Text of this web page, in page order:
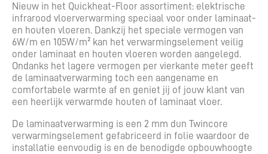
Nieuw in het Quickheat-Floor assortiment: elektrische
infrarood vloerverwarming speciaal voor onder laminaat-
en houten vloeren. Dankzij het speciale vermogen van
6W/m en 105W/m² kan het verwarmingselement veilig
onder laminaat en houten vloeren worden aangelegd.
Ondanks het lagere vermogen per vierkante meter geeft
de laminaatverwarming toch een aangename en
comfortabele warmte af en geniet jij of jouw klant van
een heerlijk verwarmde houten of laminaat vloer.
De laminaatverwarming is een 2 mm dun Twincore
verwarmingselement gefabriceerd in folie waardoor de
installatie eenvoudig is en de benodigde opbouwhoogte